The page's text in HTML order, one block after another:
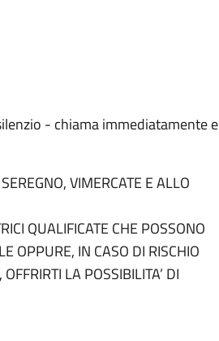
- chiama immediatamente e
VIMERCATE E ALLO
QUALIFICATE CHE POSSONO
OPPURE, IN CASO DI RISCHIO
LA POSSIBILITA’ DI